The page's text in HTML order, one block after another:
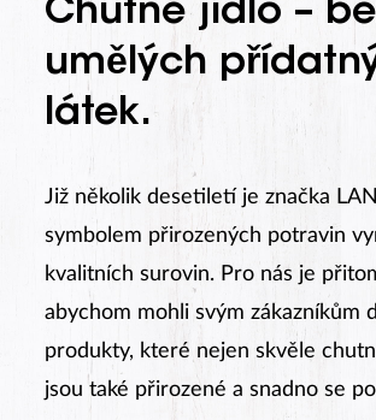
Chutné jídlo –
umělých
látek.
Již několik desetiletí je značka
symbolem přirozených potravin
kvalitních surovin. Pro nás je
abychom mohli svým zákazníkům
produkty, které nejen skvěle
jsou také přirozené a snadno se